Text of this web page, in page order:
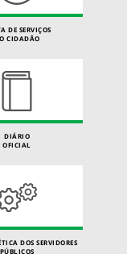
DE SERVIÇOS
CIDADÃO
DIÁRIO
OFICIAL
DOS SERVIDORES
PÚBLICOS